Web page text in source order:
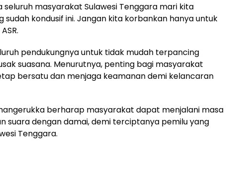
seluruh masyarakat Sulawesi Tenggara mari kita
sudah kondusif ini. Jangan kita korbankan hanya untuk
pendukungnya untuk tidak mudah terpancing
suasana. Menurutnya, penting bagi masyarakat
bersatu dan menjaga keamanan demi kelancaran
berharap masyarakat dapat menjalani masa
suara dengan damai, demi terciptanya pemilu yang
Tenggara.